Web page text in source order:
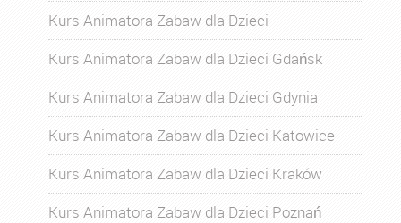
Kurs Animatora Zabaw dla Dzieci
Kurs Animatora Zabaw dla Dzieci Gdańsk
Kurs Animatora Zabaw dla Dzieci Gdynia
Kurs Animatora Zabaw dla Dzieci Katowice
Kurs Animatora Zabaw dla Dzieci Kraków
Kurs Animatora Zabaw dla Dzieci Poznań